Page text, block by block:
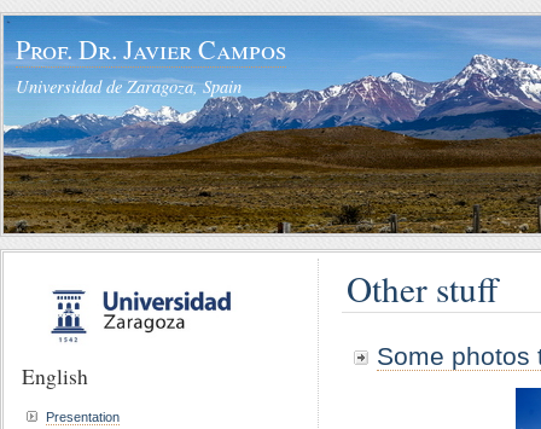
Prof. Dr. Javier Campos
Universidad de Zaragoza, Spain
Other stuff
Some photos
English
Presentation